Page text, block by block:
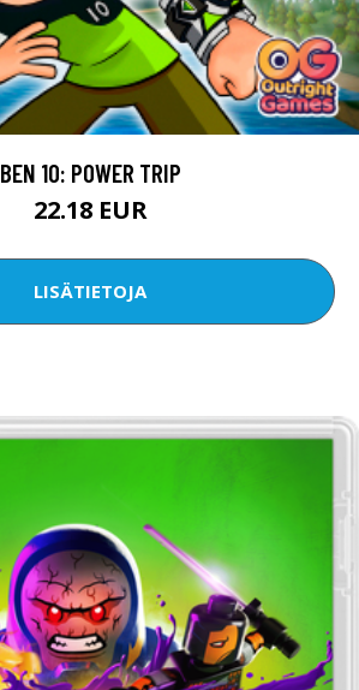
BEN 10: POWER TRIP
22.18 EUR
LISÄTIETOJA